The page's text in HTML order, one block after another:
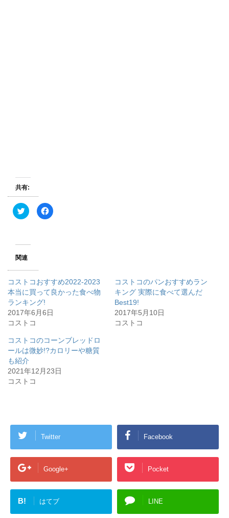
共有:
ク
リ
T
i
t
r
で
共
有
(
新
し
い
ィ
ン
ド
ウ
で
開
き
ま
F
a
る
に
は
ッ
く
さ
新
し
開
ま
)
関連
コストコおすすめ2022-2023
本当に買って良かった食べ物
ランキング!
2017年6月6日
コストコ
コストコのパンおすすめラン
キング 実際に食べて選んだ
Best19!
2017年5月10日
コストコ
コストコのコーンブレッドロ
ールは微妙!?カロリーや糖質
も紹介
2021年12月23日
コストコ
Twitter Facebook
Google+ Pocket
B! はてブ LINE